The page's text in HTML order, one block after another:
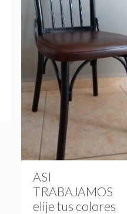
ASI
TRABAJAMOS
elije tus colores